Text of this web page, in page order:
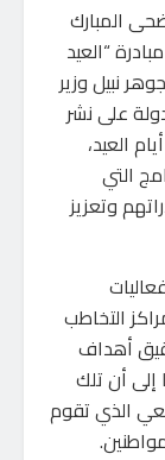
المبارك
“العيد
نبيل وزير
على نشر
العيد،
التي
وتعزيز
التخاطب
أهداف
إلى أن تلك
الذي تقوم